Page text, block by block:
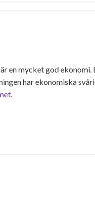
en mycket god ekonomi.
har ekonomiska